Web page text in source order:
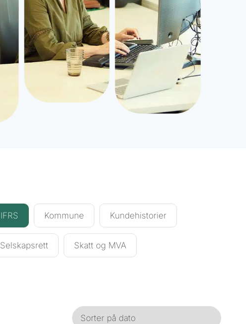
IFRS Kommune Kundehistorier
Selskapsrett Skatt og MVA